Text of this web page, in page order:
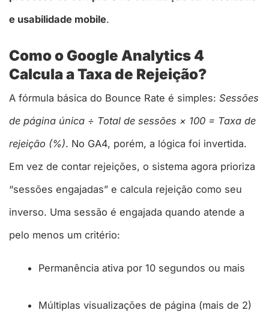
e usabilidade mobile.
Como o Google Analytics 4
Calcula a Taxa de Rejeição?
A fórmula básica do Bounce Rate é simples: Sessões
de página única ÷ Total de sessões × 100 = Taxa de
rejeição (%). No GA4, porém, a lógica foi invertida.
Em vez de contar rejeições, o sistema agora prioriza
“sessões engajadas” e calcula rejeição como seu
inverso. Uma sessão é engajada quando atende a
pelo menos um critério:
Permanência ativa por 10 segundos ou mais​
Múltiplas visualizações de página (mais de 2)​